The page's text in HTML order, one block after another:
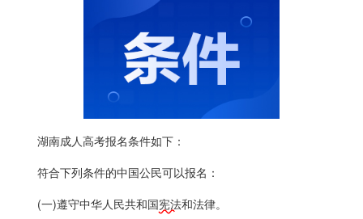
湖南成人高考报名条件如下：
符合下列条件的中国公民可以报名：
(一)遵守中华人民共和国宪法和法律。